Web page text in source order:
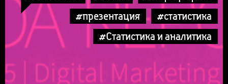
#презентация
#статистика
#Статистика и аналитика